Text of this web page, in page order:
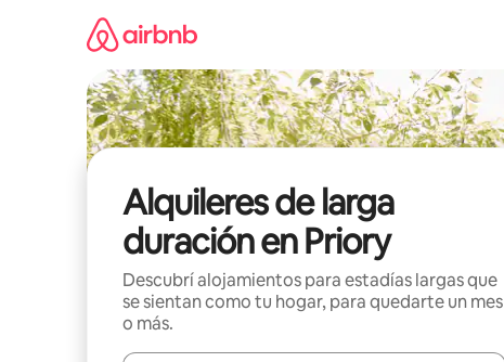
Alquileres de larga
duración en Priory
Descubrí alojamientos para estadías largas que
se sientan como tu hogar, para quedarte un mes
o más.